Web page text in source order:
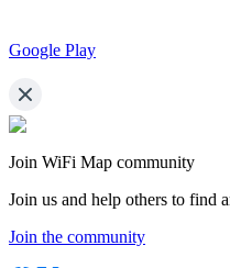
Google Play
Join WiFi Map community
Join us and help others to find
Join the community